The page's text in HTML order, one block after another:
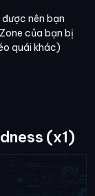
nên bạn
của bạn bị
quái khác)
(x1)